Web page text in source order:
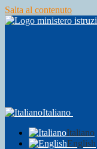
Salta al contenuto
Italiano
Italiano
English